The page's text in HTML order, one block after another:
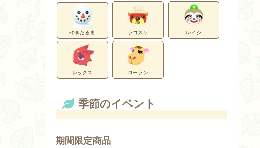
ゆきだるま ラコスケ レイジ
レックス ローラン
季節のイベント
期間限定商品